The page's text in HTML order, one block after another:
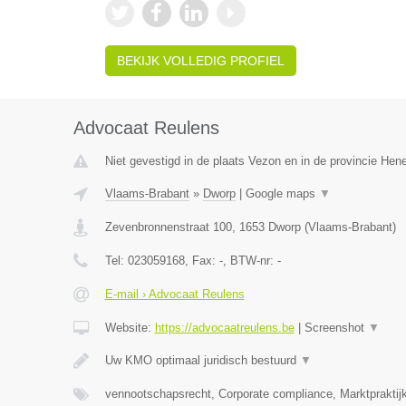
BEKIJK VOLLEDIG PROFIEL
Advocaat Reulens
Niet gevestigd in de plaats Vezon en in de provincie
Vlaams-Brabant» Dworp| Google maps ▼
Zevenbronnenstraat 100, 1653 Dworp(Vlaams-Brabant)
Tel: 023059168, Fax: -, BTW-nr: -
E-mail › Advocaat Reulens
Website: https://advocaatreulens.be| Screenshot ▼
Uw KMO optimaal juridisch bestuurd ▼
vennootschapsrecht, Corporate compliance,